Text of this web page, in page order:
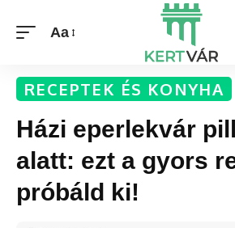
Aa
RECEPTEK ÉS KONYHA
Házi eperlekvár
alatt: ezt a gyors
próbáld ki!